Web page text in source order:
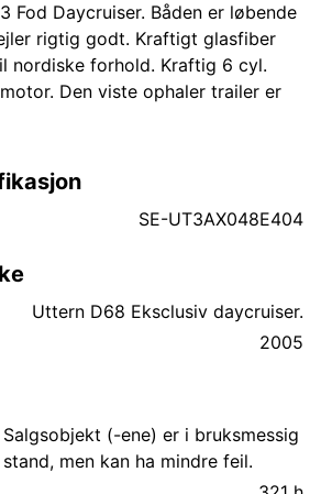
Fod Daycruiser. Båden er løbende
rigtig godt. Kraftigt glasfiber
nordiske forhold. Kraftig 6 cyl.
Den viste ophaler trailer er
SE-UT3AX048E404
Uttern D68 Eksclusiv daycruiser.
2005
Salgsobjekt (-ene) er i bruksmessig
stand, men kan ha mindre feil.